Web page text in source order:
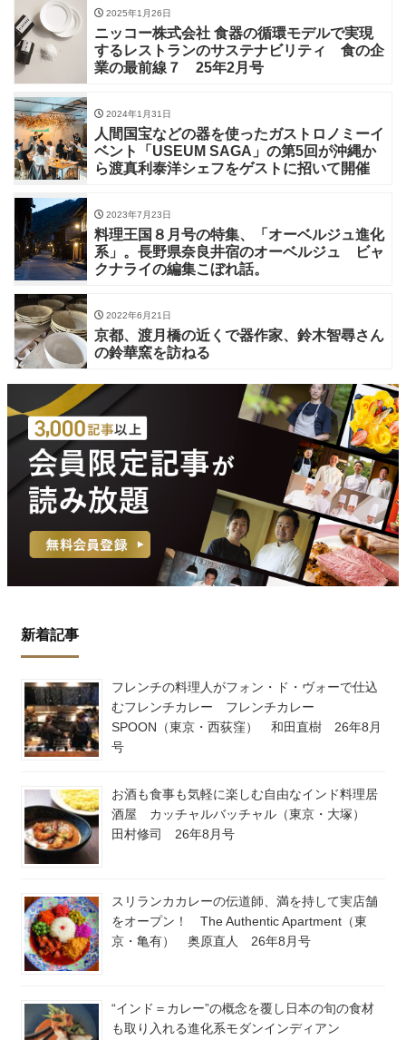
2025年1月26日
ニッコー株式会社 食器の循環モデルで実現
するレストランのサステナビリティ 食の企
業の最前線７ 25年2月号
2024年1月31日
人間国宝などの器を使ったガストロノミーイ
ベント「USEUM SAGA」の第5回が沖縄か
ら渡真利泰洋シェフをゲストに招いて開催
2023年7月23日
料理王国８月号の特集、「オーベルジュ進化
系」。長野県奈良井宿のオーベルジュ ビャ
クナライの編集こぼれ話。
2022年6月21日
京都、渡月橋の近くで器作家、鈴木智尋さん
の鈴華窯を訪ねる
新着記事
フレンチの料理人がフォン・ド・ヴォーで仕込
むフレンチカレー フレンチカレー
SPOON（東京・西荻窪） 和田直樹 26年8月
号
お酒も食事も気軽に楽しむ自由なインド料理居
酒屋 カッチャルバッチャル（東京・大塚）
田村修司 26年8月号
スリランカカレーの伝道師、満を持して実店舗
をオープン！ The Authentic Apartment（東
京・亀有） 奥原直人 26年8月号
“インド＝カレー”の概念を覆し日本の旬の食材
も取り入れる進化系モダンインディアン